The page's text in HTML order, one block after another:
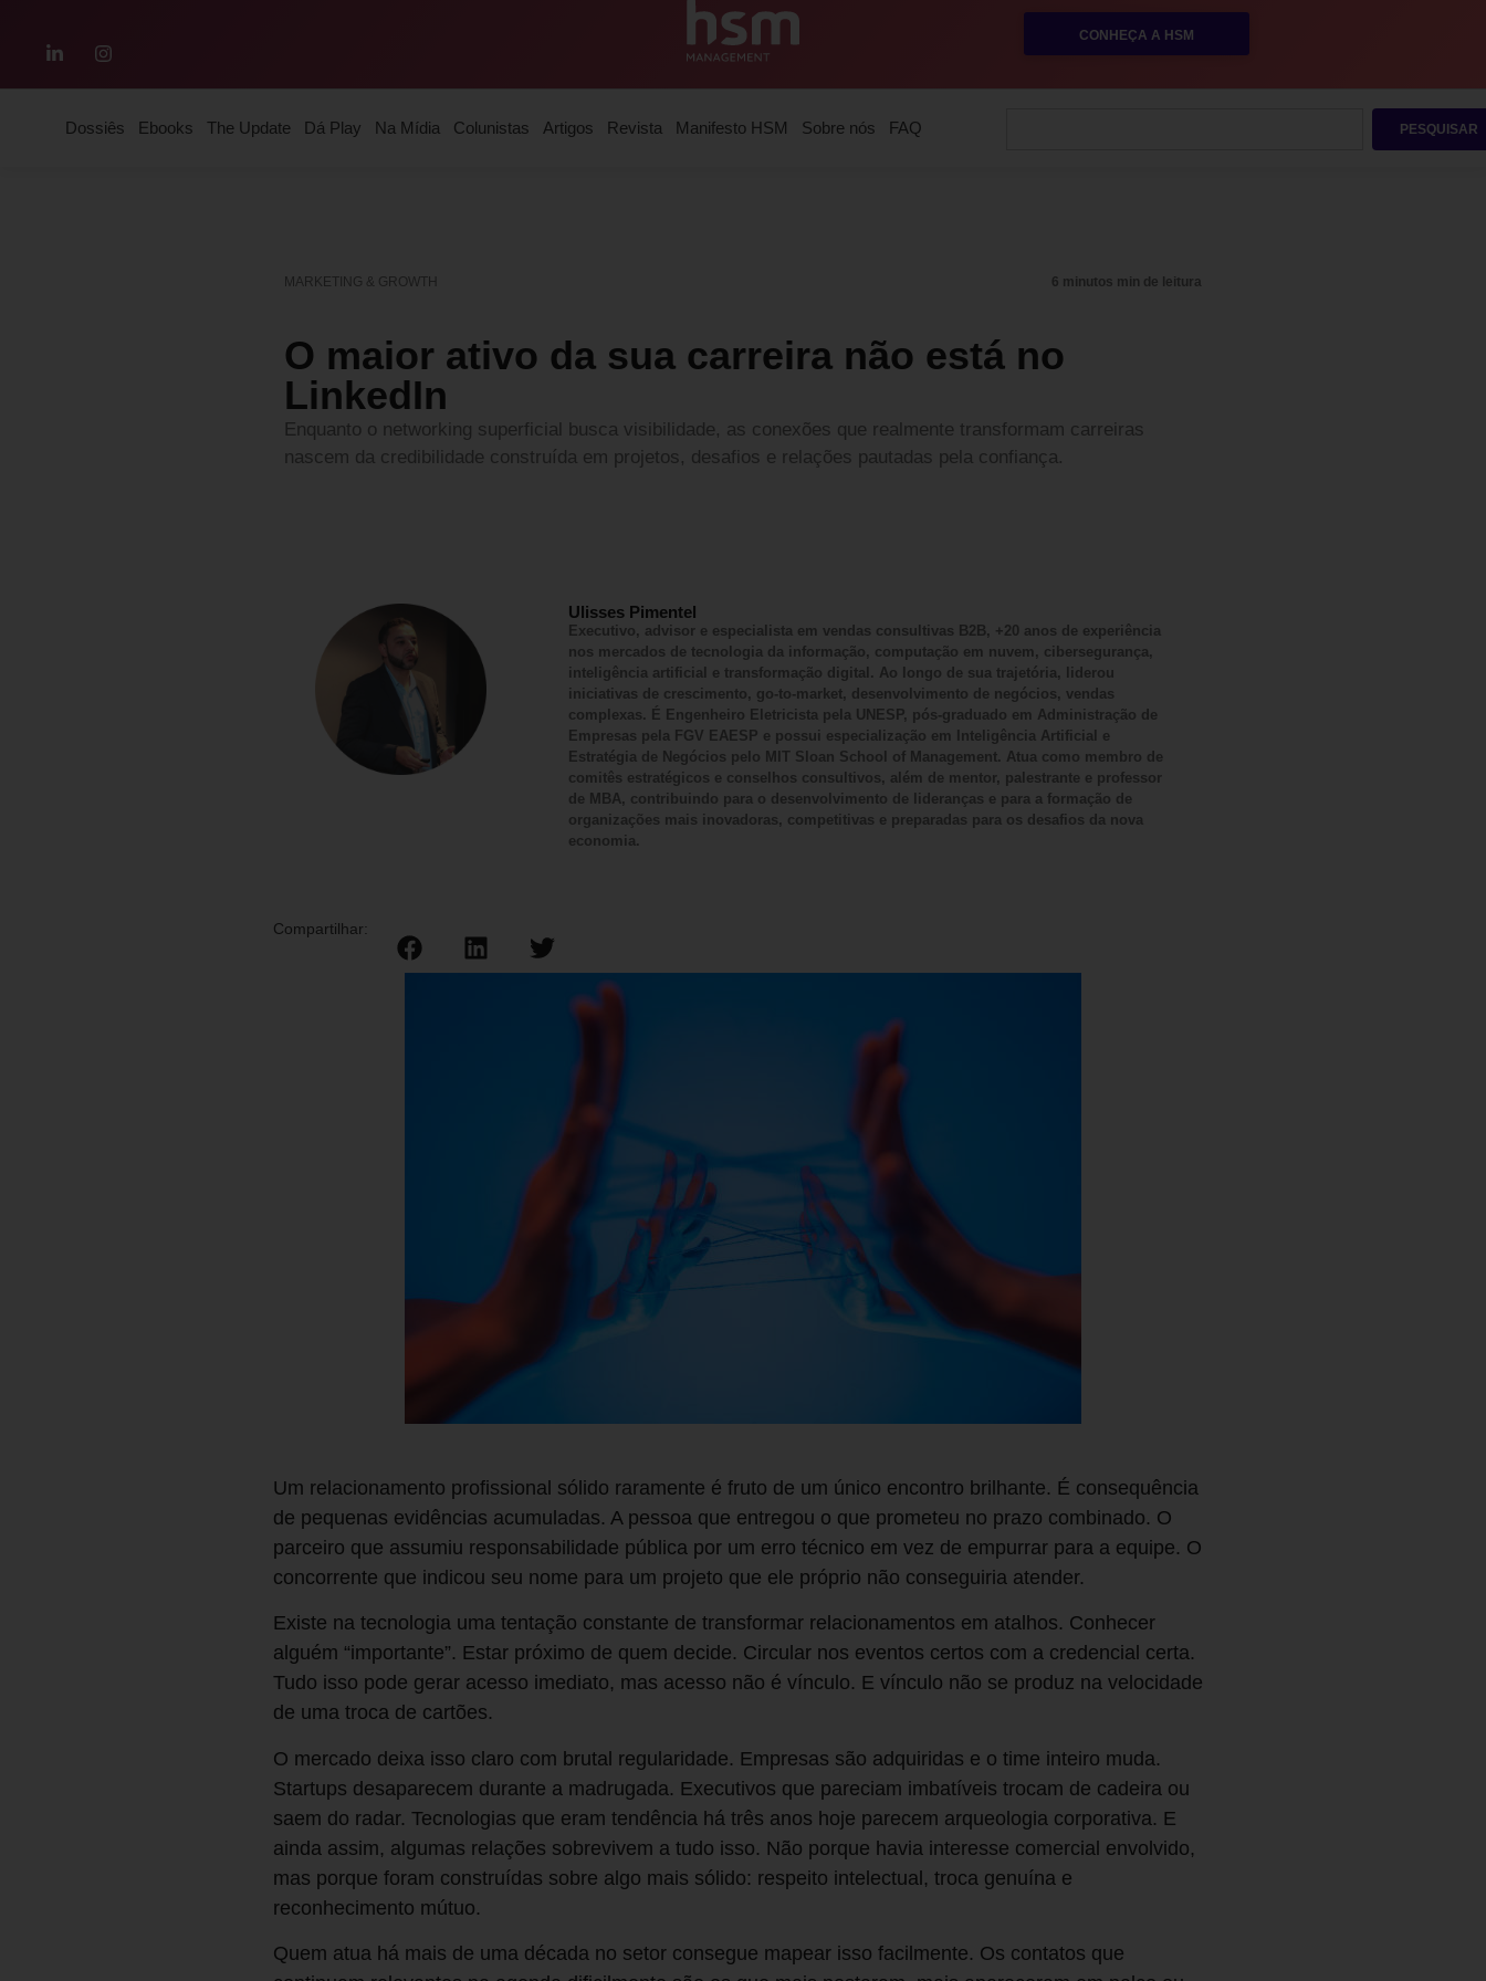
CONHEÇA A HSM
Dossiês Ebooks The Update Dá Play Na Mídia Colunistas Artigos Revista Manifesto HSM Sobre nós FAQ PESQUISAR
MARKETING & GROWTH 6 minutos min de leitura
O maior ativo da sua carreira não está no
LinkedIn
Enquanto o networking superficial busca visibilidade, as conexões que realmente transformam carreiras
nascem da credibilidade construída em projetos, desafios e relações pautadas pela confiança.
Ulisses Pimentel
Executivo, advisor e especialista em vendas consultivas B2B, +20 anos de experiência
nos mercados de tecnologia da informação, computação em nuvem, cibersegurança,
inteligência artificial e transformação digital. Ao longo de sua trajetória, liderou
iniciativas de crescimento, go-to-market, desenvolvimento de negócios, vendas
complexas. É Engenheiro Eletricista pela UNESP, pós-graduado em Administração de
Empresas pela FGV EAESP e possui especialização em Inteligência Artificial e
Estratégia de Negócios pelo MIT Sloan School of Management. Atua como membro de
comitês estratégicos e conselhos consultivos, além de mentor, palestrante e professor
de MBA, contribuindo para o desenvolvimento de lideranças e para a formação de
organizações mais inovadoras, competitivas e preparadas para os desafios da nova
economia.
Compartilhar:
Um relacionamento profissional sólido raramente é fruto de um único encontro brilhante. É consequência
de pequenas evidências acumuladas. A pessoa que entregou o que prometeu no prazo combinado. O
parceiro que assumiu responsabilidade pública por um erro técnico em vez de empurrar para a equipe. O
concorrente que indicou seu nome para um projeto que ele próprio não conseguiria atender.
Existe na tecnologia uma tentação constante de transformar relacionamentos em atalhos. Conhecer
alguém “importante”. Estar próximo de quem decide. Circular nos eventos certos com a credencial certa.
Tudo isso pode gerar acesso imediato, mas acesso não é vínculo. E vínculo não se produz na velocidade
de uma troca de cartões.
O mercado deixa isso claro com brutal regularidade. Empresas são adquiridas e o time inteiro muda.
Startups desaparecem durante a madrugada. Executivos que pareciam imbatíveis trocam de cadeira ou
saem do radar. Tecnologias que eram tendência há três anos hoje parecem arqueologia corporativa. E
ainda assim, algumas relações sobrevivem a tudo isso. Não porque havia interesse comercial envolvido,
mas porque foram construídas sobre algo mais sólido: respeito intelectual, troca genuína e
reconhecimento mútuo.
Quem atua há mais de uma década no setor consegue mapear isso facilmente. Os contatos que